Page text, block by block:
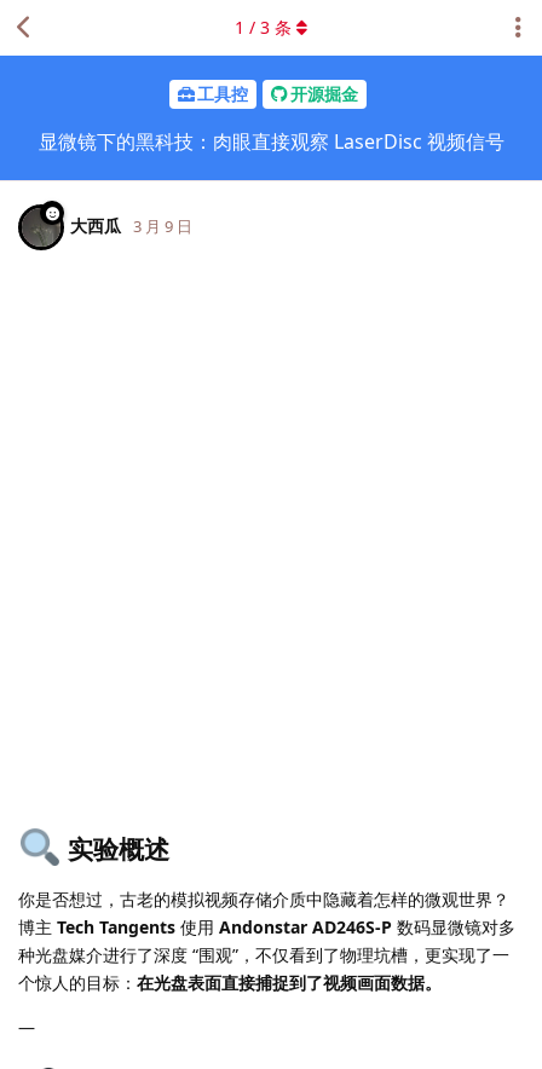
工具控 开源掘金
显微镜下的黑科技：肉眼直接观察 LaserDisc 视频信号
1 / 3 条
大西瓜 3 月 9 日
实验概述
你是否想过，古老的模拟视频存储介质中隐藏着怎样的微观世界？
博主 Tech Tangents 使用 Andonstar AD246S-P 数码显微镜对多
种光盘媒介进行了深度 “围观”，不仅看到了物理坑槽，更实现了一
个惊人的目标： 在光盘表面直接捕捉到了视频画面数据。
—